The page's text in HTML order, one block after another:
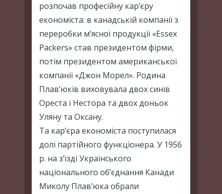
розпочав професійну кар’єру
економіста: в канадській компанії з
переробки м’ясної продукції «Essex
Packers» став президентом фірми,
потім президентом американської
компанії «Джон Морел». Родина
Плав’юків виховувала двох синів
Ореста і Нестора та двох доньок
Уляну та Оксану.
Та кар’єра економіста поступилася
долі партійного функціонера. У 1956
р. на з’їзді Українського
національного об’єднання Канади
Миколу Плав’юка обрали